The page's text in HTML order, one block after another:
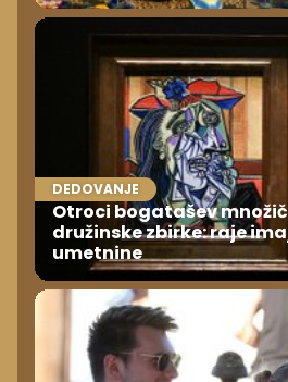
DEDOVANJE
Otroci bogatašev
družinske zbirke: raje
umetnine